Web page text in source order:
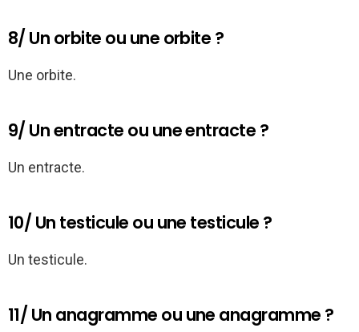
8/ Un orbite ou une orbite ?
Une orbite.
9/ Un entracte ou une entracte ?
Un entracte.
10/ Un testicule ou une testicule ?
Un testicule.
11/ Un anagramme ou une anagramme ?